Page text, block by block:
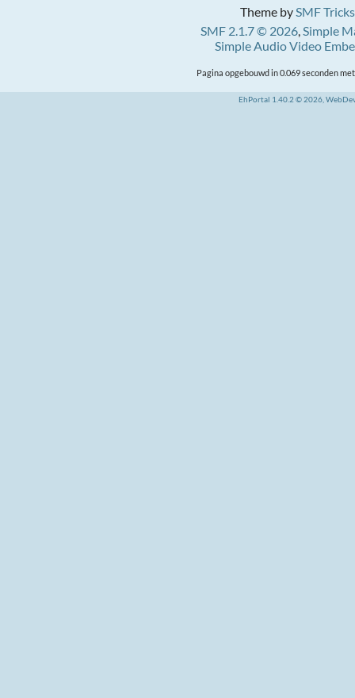
Theme bySMF Tricks
SMF 2.1.7 © 2026,Simple
Simple Audio Video
Pagina opgebouwd in 0.069 seconden
EhPortal 1.40.2 © 2026,